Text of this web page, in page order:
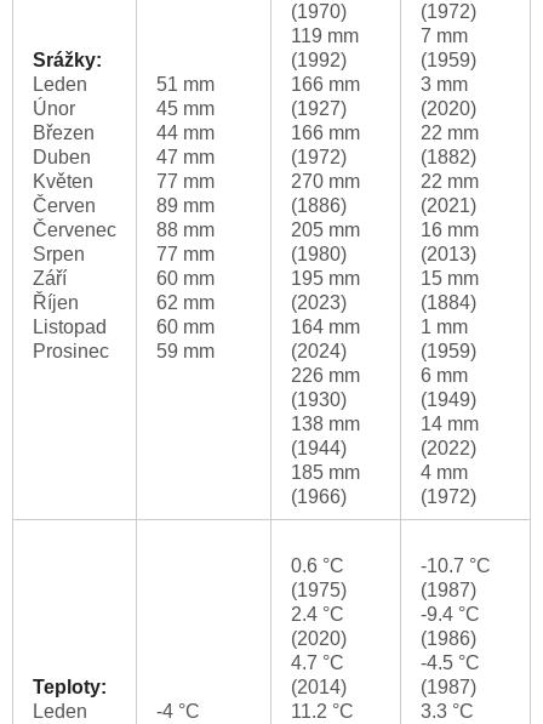
Srážky:
Leden
Únor
Březen
Duben
Květen
Červen
Červenec
Srpen
Září
Říjen
Listopad
Prosinec
51 mm
45 mm
44 mm
47 mm
77 mm
89 mm
88 mm
77 mm
60 mm
62 mm
60 mm
59 mm
(1970)
119 mm
(1992)
166 mm
(1927)
166 mm
(1972)
270 mm
(1886)
205 mm
(1980)
195 mm
(2023)
164 mm
(2024)
226 mm
(1930)
138 mm
(1944)
185 mm
(1966)
(1972)
7 mm
(1959)
3 mm
(2020)
22 mm
(1882)
22 mm
(2021)
16 mm
(2013)
15 mm
(1884)
1 mm
(1959)
6 mm
(1949)
14 mm
(2022)
4 mm
(1972)
Teploty:
Leden
-4 °C
0.6 °C
(1975)
2.4 °C
(2020)
4.7 °C
(2014)
11.2 °C
-10.7 °C
(1987)
-9.4 °C
(1986)
-4.5 °C
(1987)
3.3 °C